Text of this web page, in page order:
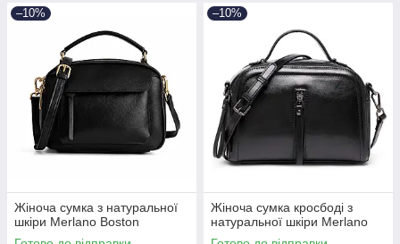
–10%
Жіноча сумка з натуральної
шкіри Merlano Boston
–10%
Жіноча сумка кросбоді з
натуральної шкіри Merlano